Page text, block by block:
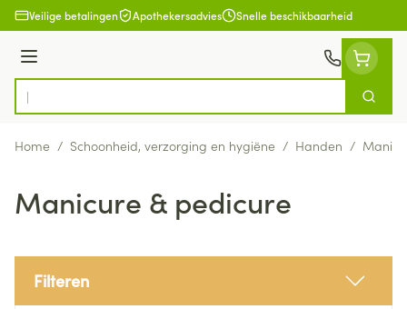
Ga naar de inhoud
Veilige betalingen Apothekersadvies Snelle beschikbaarheid
Menu
Product, merk, categorie...
Zoek
Home / Schoonheid, verzorging en hygiëne / Handen /
Manicure & pedicure
Filteren